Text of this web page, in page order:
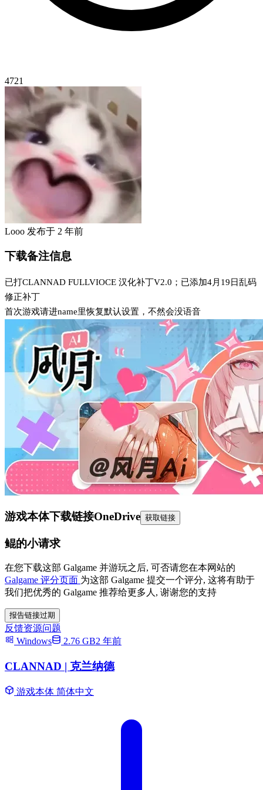
4721
Looo 发布于 2 年前
下载备注信息
已打CLANNAD FULLVIOCE 汉化补丁V2.0；已添加4月19日乱码
修正补丁
首次游戏请进name里恢复默认设置，不然会没语音
游戏本体下载链接OneDrive 获取链接
鲲的小请求
在您下载这部 Galgame 并游玩之后, 可否请您在本网站的
Galgame 评分页面 为这部 Galgame 提交一个评分, 这将有助于
我们把优秀的 Galgame 推荐给更多人, 谢谢您的支持
报告链接过期
反馈资源问题
Windows
2.76 GB2 年前
CLANNAD | 克兰纳德
游戏本体 简体中文